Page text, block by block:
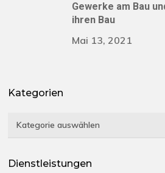
Gewerke am Bau
ihren Bau
Mai 13, 2021
Kategorien
Kategorien
Dienstleistungen